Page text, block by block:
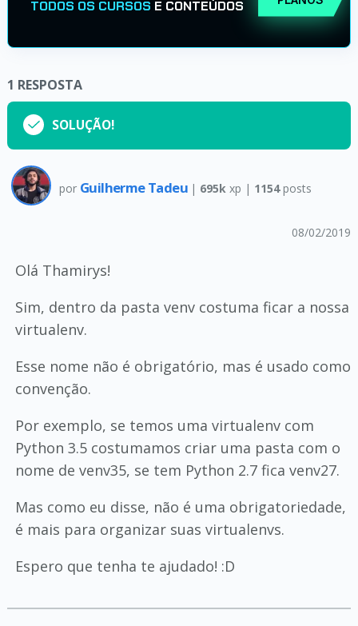
TODOS OS CURSOS E CONTEÚDOS
1 RESPOSTA
SOLUÇÃO!
por Guilherme Tadeu | 695k xp | 1154posts
08/02/2019
Olá Thamirys!
Sim, dentro da pasta venv costuma ficar a nossa
virtualenv.
Esse nome não é obrigatório, mas é usado como
convenção.
Por exemplo, se temos uma virtualenv com
Python 3.5 costumamos criar uma pasta com o
nome de venv35, se tem Python 2.7 fica venv27.
Mas como eu disse, não é uma obrigatoriedade,
é mais para organizar suas virtualenvs.
Espero que tenha te ajudado! :D